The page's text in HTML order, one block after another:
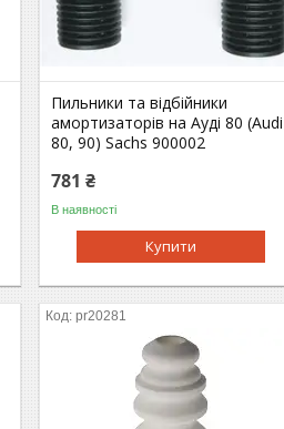
Пильники та відбійники
амортизаторів на Ауді 80 (Audi
80, 90) Sachs 900002
781 ₴
В наявності
Купити
pr20281